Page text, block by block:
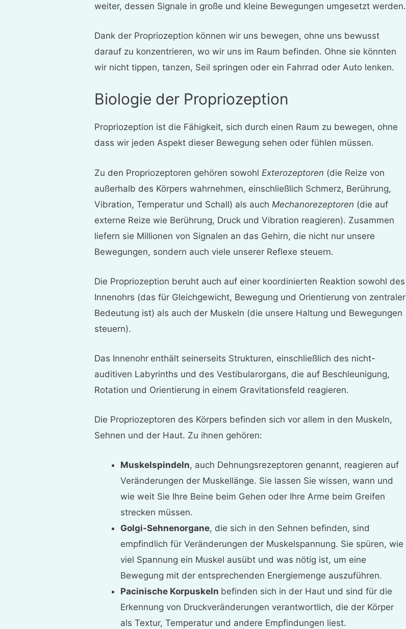
weiter, dessen Signale in große und kleine Bewegungen umgesetzt werden.
Dank der Propriozeption können wir uns bewegen, ohne uns bewusst
darauf zu konzentrieren, wo wir uns im Raum befinden. Ohne sie könnten
wir nicht tippen, tanzen, Seil springen oder ein Fahrrad oder Auto lenken.
Biologie der Propriozeption
Propriozeption ist die Fähigkeit, sich durch einen Raum zu bewegen, ohne
dass wir jeden Aspekt dieser Bewegung sehen oder fühlen müssen.
Zu den Propriozeptoren gehören sowohl Exterozeptoren (die Reize von
außerhalb des Körpers wahrnehmen, einschließlich Schmerz, Berührung,
Vibration, Temperatur und Schall) als auch Mechanorezeptoren (die auf
externe Reize wie Berührung, Druck und Vibration reagieren). Zusammen
liefern sie Millionen von Signalen an das Gehirn, die nicht nur unsere
Bewegungen, sondern auch viele unserer Reflexe steuern.
Die Propriozeption beruht auch auf einer koordinierten Reaktion sowohl des
Innenohrs (das für Gleichgewicht, Bewegung und Orientierung von zentraler
Bedeutung ist) als auch der Muskeln (die unsere Haltung und Bewegungen
steuern).
Das Innenohr enthält seinerseits Strukturen, einschließlich des nicht-
auditiven Labyrinths und des Vestibularorgans, die auf Beschleunigung,
Rotation und Orientierung in einem Gravitationsfeld reagieren.
Die Propriozeptoren des Körpers befinden sich vor allem in den Muskeln,
Sehnen und der Haut. Zu ihnen gehören:
Muskelspindeln, auch Dehnungsrezeptoren genannt, reagieren auf
Veränderungen der Muskellänge. Sie lassen Sie wissen, wann und
wie weit Sie Ihre Beine beim Gehen oder Ihre Arme beim Greifen
strecken müssen.
Golgi-Sehnenorgane, die sich in den Sehnen befinden, sind
empfindlich für Veränderungen der Muskelspannung. Sie spüren, wie
viel Spannung ein Muskel ausübt und was nötig ist, um eine
Bewegung mit der entsprechenden Energiemenge auszuführen.
Pacinische Korpuskeln befinden sich in der Haut und sind für die
Erkennung von Druckveränderungen verantwortlich, die der Körper
als Textur, Temperatur und andere Empfindungen liest.